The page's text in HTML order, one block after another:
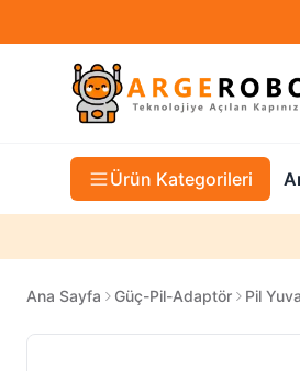
Ürün Kategorileri
Ana Sayfa Güç-Pil-Adaptör Pil